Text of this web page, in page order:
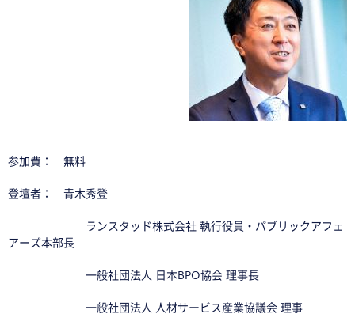
参加費： 無料
登壇者： 青木秀登
ランスタッド株式会社 執行役員・パブリックアフェ
アーズ本部長
一般社団法人 日本BPO協会 理事長
一般社団法人 人材サービス産業協議会 理事